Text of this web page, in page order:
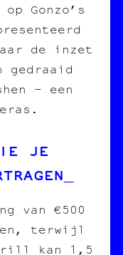
Gonzo’s
de inzet
gedraaid
– een
JE
van €500
terwijl
kan 1,5